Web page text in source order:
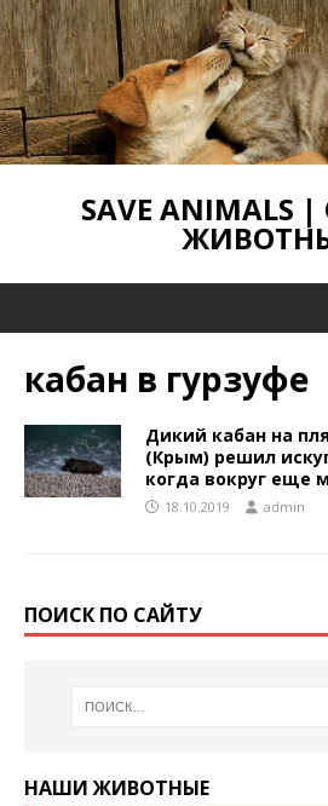
SAVE ANIMALS
кабан в гурзуфе
Дикий кабан на
(Крым) решил
когда вокруг еще
18.10.2019 admin
ПОИСК ПО САЙТУ
НАШИ ЖИВОТНЫЕ